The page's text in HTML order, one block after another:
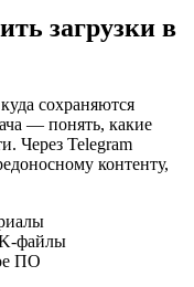
загрузки в
сохраняются
— понять, какие
Через Telegram
контенту,
файлы
ПО